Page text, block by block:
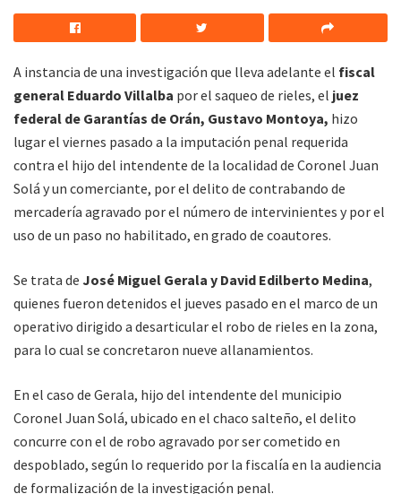
A instancia de una investigación que lleva adelante el fiscal
general Eduardo Villalba por el saqueo de rieles, el juez
federal de Garantías de Orán, Gustavo Montoya, hizo
lugar el viernes pasado a la imputación penal requerida
contra el hijo del intendente de la localidad de Coronel Juan
Solá y un comerciante, por el delito de contrabando de
mercadería agravado por el número de intervinientes y por el
uso de un paso no habilitado, en grado de coautores.
Se trata de José Miguel Gerala y David Edilberto Medina,
quienes fueron detenidos el jueves pasado en el marco de un
operativo dirigido a desarticular el robo de rieles en la zona,
para lo cual se concretaron nueve allanamientos.
En el caso de Gerala, hijo del intendente del municipio
Coronel Juan Solá, ubicado en el chaco salteño, el delito
concurre con el de robo agravado por ser cometido en
despoblado, según lo requerido por la fiscalía en la audiencia
de formalización de la investigación penal.